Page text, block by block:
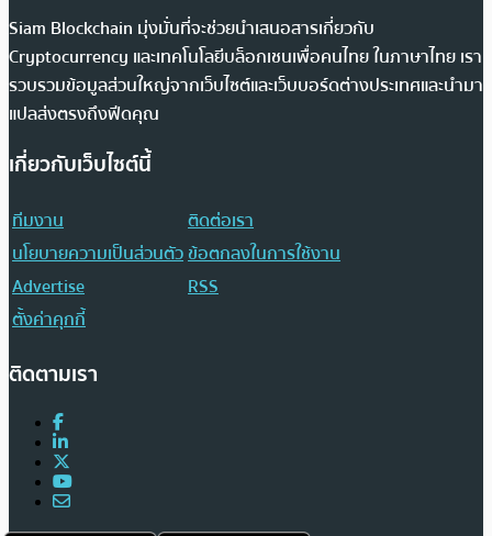
Siam Blockchain มุ่งมั่นที่จะช่วยนำเสนอสารเกี่ยวกับ
Cryptocurrency และเทคโนโลยีบล็อกเชนเพื่อคนไทย ในภาษาไทย เรา
รวบรวมข้อมูลส่วนใหญ่จากเว็บไซต์และเว็บบอร์ดต่างประเทศและนำมา
แปลส่งตรงถึงฟีดคุณ
เกี่ยวกับเว็บไซต์นี้
ทีมงาน
ติดต่อเรา
นโยบายความเป็นส่วนตัวข้อตกลงในการใช้งาน
Advertise
RSS
ตั้งค่าคุกกี้
ติดตามเรา